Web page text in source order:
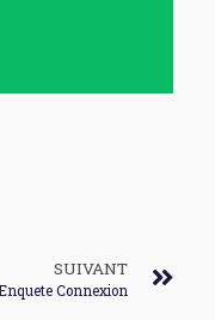
SUIVANT
Connexion